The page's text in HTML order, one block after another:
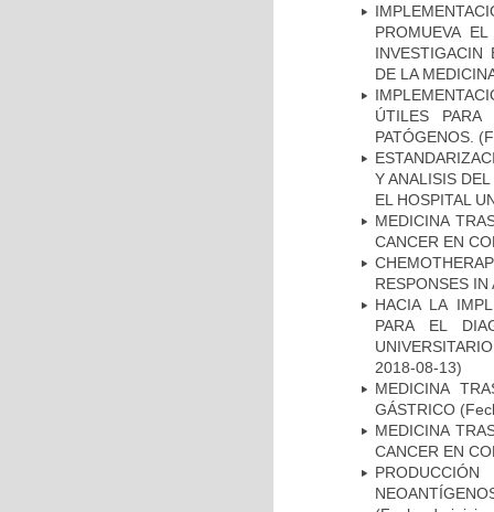
PROMUEVA
INVESTIGACIN
DE LA
ÚTILES
PATÓGENOS.
Y ANALISIS
EL HOSPITAL
MEDICINA
CANCER EN
RESPONSES IN
HACIA LA
PARA EL
2018-08-13)
MEDICINA
GÁSTRICO
MEDICINA
CANCER EN